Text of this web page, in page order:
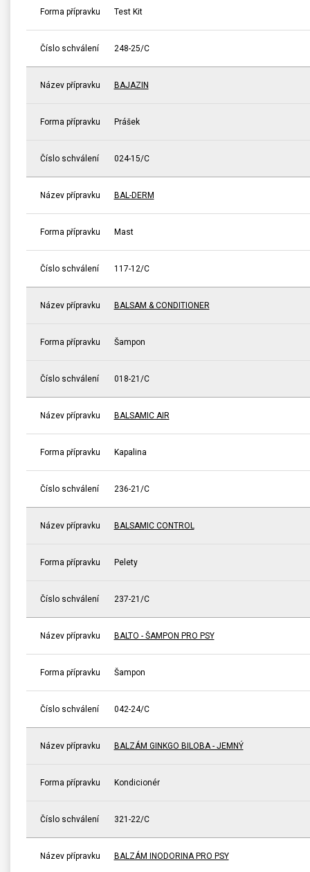
Forma přípravku Test Kit
Číslo schválení 248-25/C
Název přípravku BAJAZIN
Forma přípravku Prášek
Číslo schválení 024-15/C
Název přípravku BAL-DERM
Forma přípravku Mast
Číslo schválení 117-12/C
Název přípravku BALSAM & CONDITIONER
Forma přípravku Šampon
Číslo schválení 018-21/C
Název přípravku BALSAMIC AIR
Forma přípravku Kapalina
Číslo schválení 236-21/C
Název přípravku BALSAMIC CONTROL
Forma přípravku Pelety
Číslo schválení 237-21/C
Název přípravku BALTO - ŠAMPON PRO PSY
Forma přípravku Šampon
Číslo schválení 042-24/C
Název přípravku BALZÁM GINKGO BILOBA - JEMNÝ
Forma přípravku Kondicionér
Číslo schválení 321-22/C
Název přípravku BALZÁM INODORINA PRO PSY